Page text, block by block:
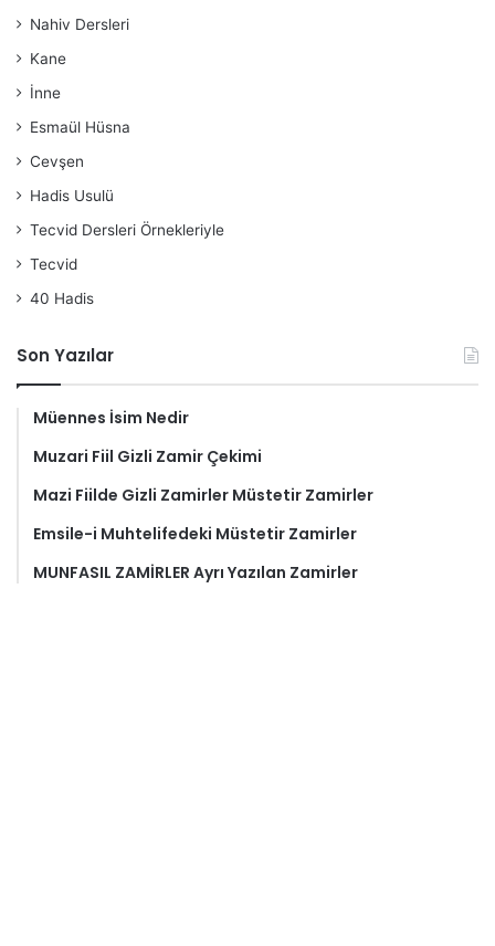
Nahiv Dersleri
Kane
İnne
Esmaül Hüsna
Cevşen
Hadis Usulü
Tecvid Dersleri Örnekleriyle
Tecvid
40 Hadis
Son Yazılar
Müennes İsim Nedir
Muzari Fiil Gizli Zamir Çekimi
Mazi Fiilde Gizli Zamirler Müstetir Zamirler
Emsile-i Muhtelifedeki Müstetir Zamirler
MUNFASIL ZAMİRLER Ayrı Yazılan Zamirler